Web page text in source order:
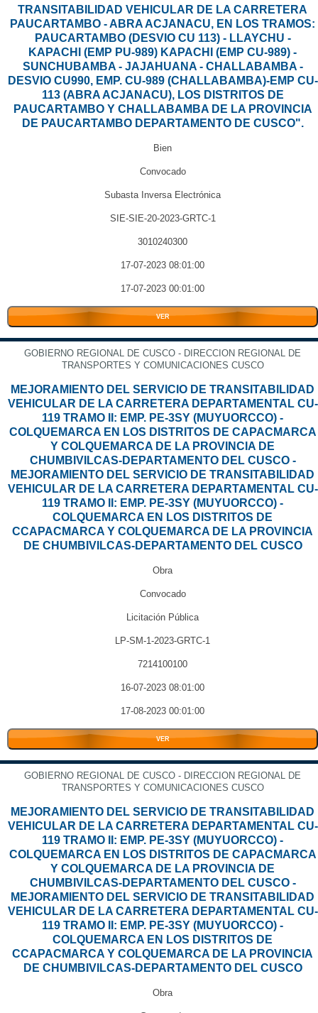
TRANSITABILIDAD VEHICULAR DE LA CARRETERA
PAUCARTAMBO - ABRA ACJANACU, EN LOS TRAMOS:
PAUCARTAMBO (DESVIO CU 113) - LLAYCHU -
KAPACHI (EMP PU-989) KAPACHI (EMP CU-989) -
SUNCHUBAMBA - JAJAHUANA - CHALLABAMBA -
DESVIO CU990, EMP. CU-989 (CHALLABAMBA)-EMP CU-
113 (ABRA ACJANACU), LOS DISTRITOS DE
PAUCARTAMBO Y CHALLABAMBA DE LA PROVINCIA
DE PAUCARTAMBO DEPARTAMENTO DE CUSCO".
Bien
Convocado
Subasta Inversa Electrónica
SIE-SIE-20-2023-GRTC-1
3010240300
17-07-2023 08:01:00
17-07-2023 00:01:00
VER
GOBIERNO REGIONAL DE CUSCO - DIRECCION REGIONAL DE
TRANSPORTES Y COMUNICACIONES CUSCO
MEJORAMIENTO DEL SERVICIO DE TRANSITABILIDAD
VEHICULAR DE LA CARRETERA DEPARTAMENTAL CU-
119 TRAMO II: EMP. PE-3SY (MUYUORCCO) -
COLQUEMARCA EN LOS DISTRITOS DE CAPACMARCA
Y COLQUEMARCA DE LA PROVINCIA DE
CHUMBIVILCAS-DEPARTAMENTO DEL CUSCO -
MEJORAMIENTO DEL SERVICIO DE TRANSITABILIDAD
VEHICULAR DE LA CARRETERA DEPARTAMENTAL CU-
119 TRAMO II: EMP. PE-3SY (MUYUORCCO) -
COLQUEMARCA EN LOS DISTRITOS DE
CCAPACMARCA Y COLQUEMARCA DE LA PROVINCIA
DE CHUMBIVILCAS-DEPARTAMENTO DEL CUSCO
Obra
Convocado
Licitación Pública
LP-SM-1-2023-GRTC-1
7214100100
16-07-2023 08:01:00
17-08-2023 00:01:00
VER
GOBIERNO REGIONAL DE CUSCO - DIRECCION REGIONAL DE
TRANSPORTES Y COMUNICACIONES CUSCO
MEJORAMIENTO DEL SERVICIO DE TRANSITABILIDAD
VEHICULAR DE LA CARRETERA DEPARTAMENTAL CU-
119 TRAMO II: EMP. PE-3SY (MUYUORCCO) -
COLQUEMARCA EN LOS DISTRITOS DE CAPACMARCA
Y COLQUEMARCA DE LA PROVINCIA DE
CHUMBIVILCAS-DEPARTAMENTO DEL CUSCO -
MEJORAMIENTO DEL SERVICIO DE TRANSITABILIDAD
VEHICULAR DE LA CARRETERA DEPARTAMENTAL CU-
119 TRAMO II: EMP. PE-3SY (MUYUORCCO) -
COLQUEMARCA EN LOS DISTRITOS DE
CCAPACMARCA Y COLQUEMARCA DE LA PROVINCIA
DE CHUMBIVILCAS-DEPARTAMENTO DEL CUSCO
Obra